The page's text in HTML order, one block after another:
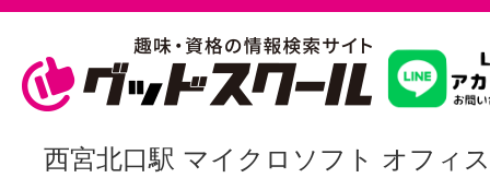
習いたいこ
西宮北口駅 マイクロソフト オフィ